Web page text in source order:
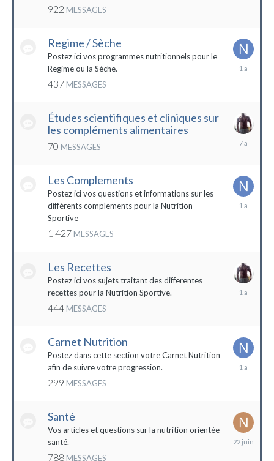
922 MESSAGES
Regime / Sèche
Postez ici vos programmes nutritionnels pour le
Regime ou la Sèche.
437 MESSAGES
18
Études scientifiques et cliniques sur
les compléments alimentaires
70 MESSAGES
18
Les Complements
Postez ici vos questions et informations sur les
différents complements pour la Nutrition
Sportive
1 427 MESSAGES
Les Recettes
Postez ici vos sujets traitant des differentes
recettes pour la Nutrition Sportive.
444 MESSAGES
Carnet Nutrition
Postez dans cette section votre Carnet Nutrition
afin de suivre votre progression.
299 MESSAGES
13
Santé
Vos articles et questions sur la nutrition orientée
santé.
788 MESSAGES
22